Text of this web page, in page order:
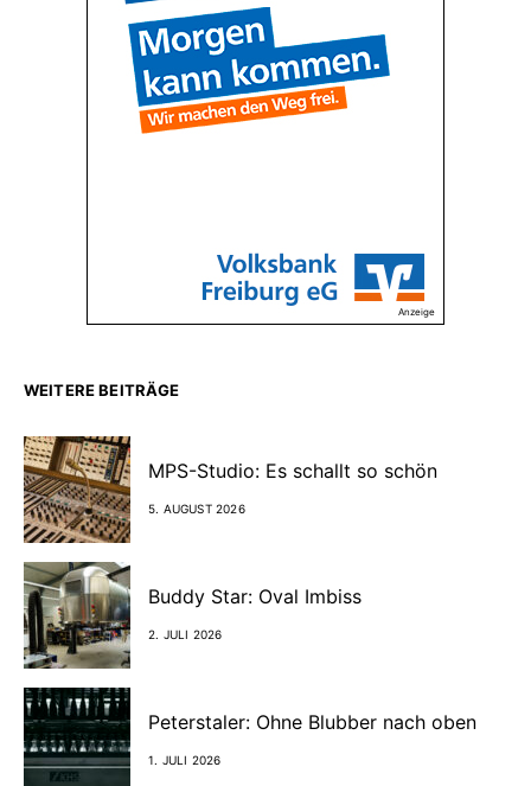
Anzeige
WEITERE BEITRÄGE
MPS-Studio: Es schallt so schön
5. AUGUST 2026
Buddy Star: Oval Imbiss
2. JULI 2026
Peterstaler: Ohne Blubber nach oben
1. JULI 2026